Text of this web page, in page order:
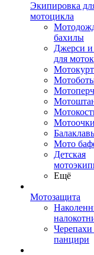
Экипировка
мотоцикла
бахилы
Джерси
для
Мото
Детская
Ещё
Мотозащита
Черепахи
панцири